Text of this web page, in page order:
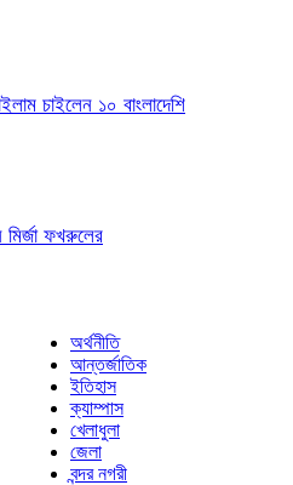
চাইলেন ১০ বাংলাদেশি
মির্জা ফখরুলের
অর্থনীতি
আন্তর্জাতিক
ইতিহাস
ক্যাম্পাস
খেলাধুলা
জেলা
বন্দর নগরী